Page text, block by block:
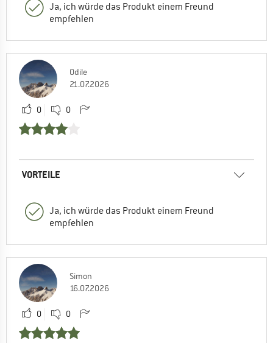
Ja, ich würde das Produkt einem Freund
empfehlen
Odile
21.07.2026
0 0
VORTEILE
Ja, ich würde das Produkt einem Freund
empfehlen
Simon
16.07.2026
0 0